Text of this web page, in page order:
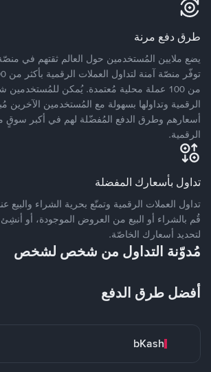
طرق دفع مرنة
من 100 عملة محلية مُعتمدة. يُمكن للمُستخدمين
الرقمية وتداولها بسهولة مع المُستخدمين الآخرين
أسعارهم وطرق الدفع المُفضّلة لهم في أكبر سوقٍ
الرقمية.
تداول بأسعارك المفضلة
تداول العملات الرقمية وتمتّع بحرية الشراء والبيع
قُم بالشراء أو البيع من العروض الموجودة، أو أنشِئ
لتحديد أسعارك الخاصّة.
مُدوّنة التداول من شخص لشخص
أفضل طرق الدفع
bKash